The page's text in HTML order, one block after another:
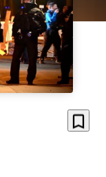
bookmark_border